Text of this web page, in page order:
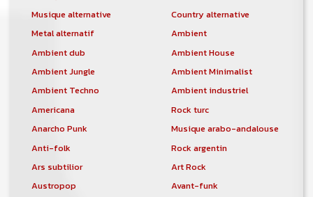
Musique alternative
Country alternative
Metal alternatif
Ambient
Ambient dub
Ambient House
Ambient Jungle
Ambient Minimalist
Ambient Techno
Ambient industriel
Americana
Rock turc
Anarcho Punk
Musique arabo-andalouse
Anti-folk
Rock argentin
Ars subtilior
Art Rock
Austropop
Avant-funk